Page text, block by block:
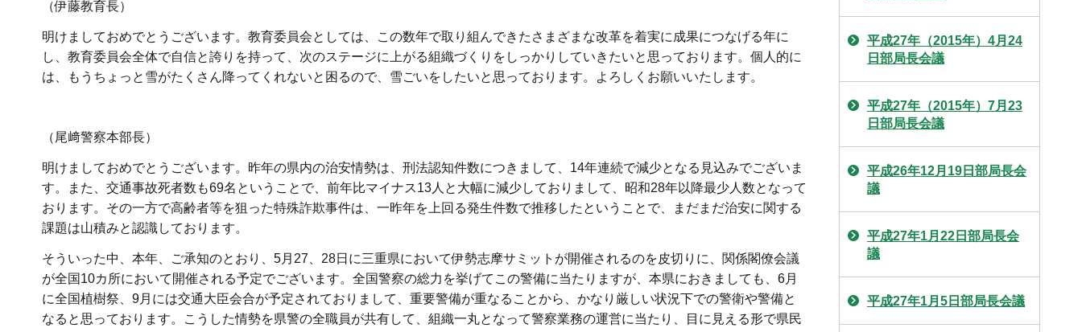
（伊藤教育長）
明けましておめでとうございます。教育委員会としては、この数年で取り組んできたさまざまな改革を着実に成果につなげる年に
し、教育委員会全体で自信と誇りを持って、次のステージに上がる組織づくりをしっかりしていきたいと思っております。個人的に
は、もうちょっと雪がたくさん降ってくれないと困るので、雪ごいをしたいと思っております。よろしくお願いいたします。
（尾﨑警察本部長）
明けましておめでとうございます。昨年の県内の治安情勢は、刑法認知件数につきまして、14年連続で減少となる見込みでございま
す。また、交通事故死者数も69名ということで、前年比マイナス13人と大幅に減少しておりまして、昭和28年以降最少人数となって
おります。その一方で高齢者等を狙った特殊詐欺事件は、一昨年を上回る発生件数で推移したということで、まだまだ治安に関する
課題は山積みと認識しております。
そういった中、本年、ご承知のとおり、5月27、28日に三重県において伊勢志摩サミットが開催されるのを皮切りに、関係閣僚会議
が全国10カ所において開催される予定でございます。全国警察の総力を挙げてこの警備に当たりますが、本県におきましても、6月
に全国植樹祭、9月には交通大臣会合が予定されておりまして、重要警備が重なることから、かなり厳しい状況下での警衛や警備と
なると思っております。こうした情勢を県警の全職員が共有して、組織一丸となって警察業務の運営に当たり、目に見える形で県民
平成27年（2015年）4月24
日部局長会議
平成27年（2015年）7月23
日部局長会議
平成26年12月19日部局長会
議
平成27年1月22日部局長会
議
平成27年1月5日部局長会議